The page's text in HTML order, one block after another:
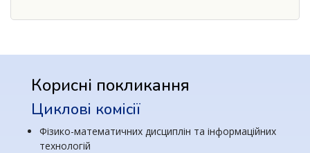
Корисні покликання
Циклові комісії
Фізико-математичних дисциплін та інформаційних
технологій